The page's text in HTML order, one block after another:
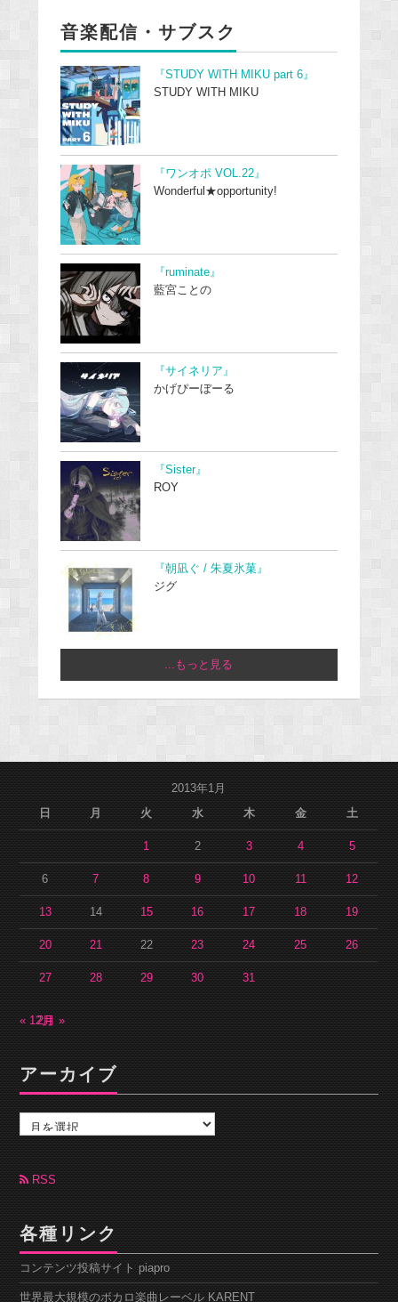
音楽配信・サブスク
『STUDY WITH MIKU part 6』
STUDY WITH MIKU
『ワンオポ VOL.22』
Wonderful★opportunity!
『ruminate』
藍宮ことの
『サイネリア』
かげぴーぼーる
『Sister』
ROY
『朝凪ぐ / 朱夏氷菓』
ジグ
...もっと見る
2013年1月
日
月 火 水 木 金 土
1 2 3 4 5
6 7 8 9 10 11 12
13 14 15 16 17 18 19
20 21 22 23 24 25 26
27 28 29 30 31
« 12月2月 »
アーカイブ
カ
ブRSS
各種リンク
コンテンツ投稿サイト piapro
世界最大規模のボカロ楽曲レーベル KARENT